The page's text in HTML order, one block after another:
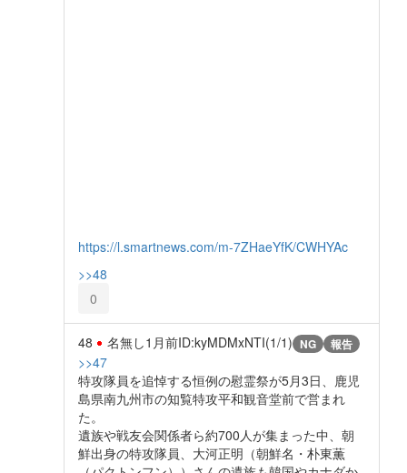
https://l.smartnews.com/m-7ZHaeYfK/CWHYAc
>>48
0
48 名無し1月前ID:kyMDMxNTI(1/1) NG 報告
>>47
特攻隊員を追悼する恒例の慰霊祭が5月3日、鹿児
島県南九州市の知覧特攻平和観音堂前で営まれ
た。
遺族や戦友会関係者ら約700人が集まった中、朝
鮮出身の特攻隊員、大河正明（朝鮮名・朴東薫